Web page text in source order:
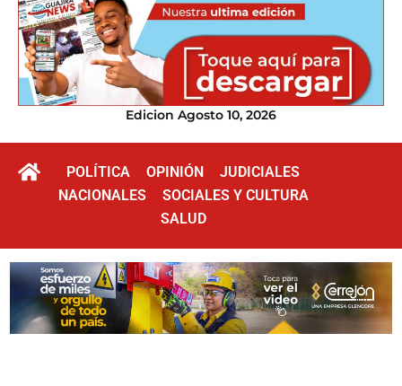
Edicion Agosto 10, 2026
POLÍTICA OPINIÓN
JUDICIALES
NACIONALES
SOCIALES Y CULTURA
SALUD